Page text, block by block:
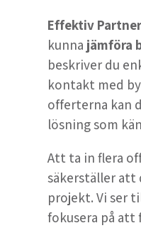
Effektiv Partner
kunna jämföra
beskriver du
kontakt med
offerterna kan
lösning som
Att ta in flera
säkerställer att
projekt. Vi ser
fokusera på att